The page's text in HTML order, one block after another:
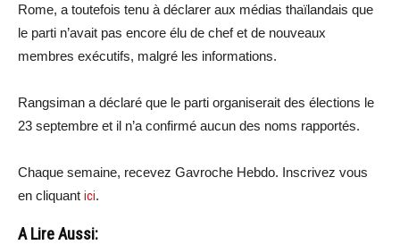
Rome, a toutefois tenu à déclarer aux médias thaïlandais que
le parti n’avait pas encore élu de chef et de nouveaux
membres exécutifs, malgré les informations.
Rangsiman a déclaré que le parti organiserait des élections le
23 septembre et il n’a confirmé aucun des noms rapportés.
Chaque semaine, recevez Gavroche Hebdo. Inscrivez vous
en cliquant ici.
A Lire Aussi: